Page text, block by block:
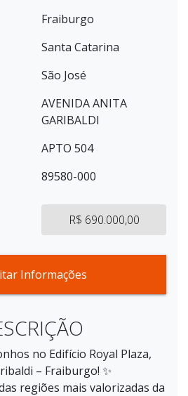
Fraiburgo
Santa Catarina
São José
AVENIDA ANITA
GARIBALDI
APTO 504
89580-000
R$ 690.000,00
Informações
no Edifício Royal Plaza,
– Fraiburgo! ✨
regiões mais valorizadas da